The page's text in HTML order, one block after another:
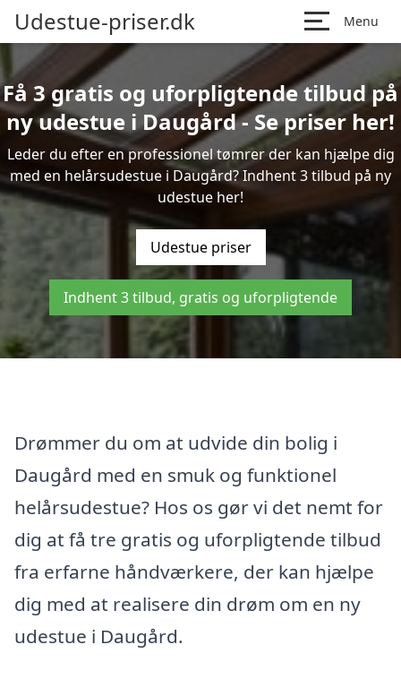
Udestue-priser.dk Menu
Få 3 gratis og uforpligtende tilbud på
ny udestue i Daugård - Se priser her!
Leder du efter en professionel tømrer der kan hjælpe dig
med en helårsudestue i Daugård? Indhent 3 tilbud på ny
udestue her!
Udestue priser
Indhent 3 tilbud, gratis og uforpligtende
Drømmer du om at udvide din bolig i
Daugård med en smuk og funktionel
helårsudestue? Hos os gør vi det nemt for
dig at få tre gratis og uforpligtende tilbud
fra erfarne håndværkere, der kan hjælpe
dig med at realisere din drøm om en ny
udestue i Daugård.